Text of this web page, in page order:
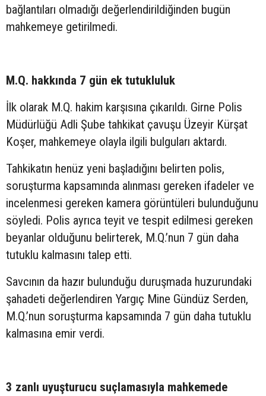
bağlantıları olmadığı değerlendirildiğinden bugün
mahkemeye getirilmedi.
M.Q. hakkında 7 gün ek tutukluluk
İlk olarak M.Q. hakim karşısına çıkarıldı. Girne Polis
Müdürlüğü Adli Şube tahkikat çavuşu Üzeyir Kürşat
Koşer, mahkemeye olayla ilgili bulguları aktardı.
Tahkikatın henüz yeni başladığını belirten polis,
soruşturma kapsamında alınması gereken ifadeler ve
incelenmesi gereken kamera görüntüleri bulunduğunu
söyledi. Polis ayrıca teyit ve tespit edilmesi gereken
beyanlar olduğunu belirterek, M.Q.’nun 7 gün daha
tutuklu kalmasını talep etti.
Savcının da hazır bulunduğu duruşmada huzurundaki
şahadeti değerlendiren Yargıç Mine Gündüz Serden,
M.Q.’nun soruşturma kapsamında 7 gün daha tutuklu
kalmasına emir verdi.
3 zanlı uyuşturucu suçlamasıyla mahkemede